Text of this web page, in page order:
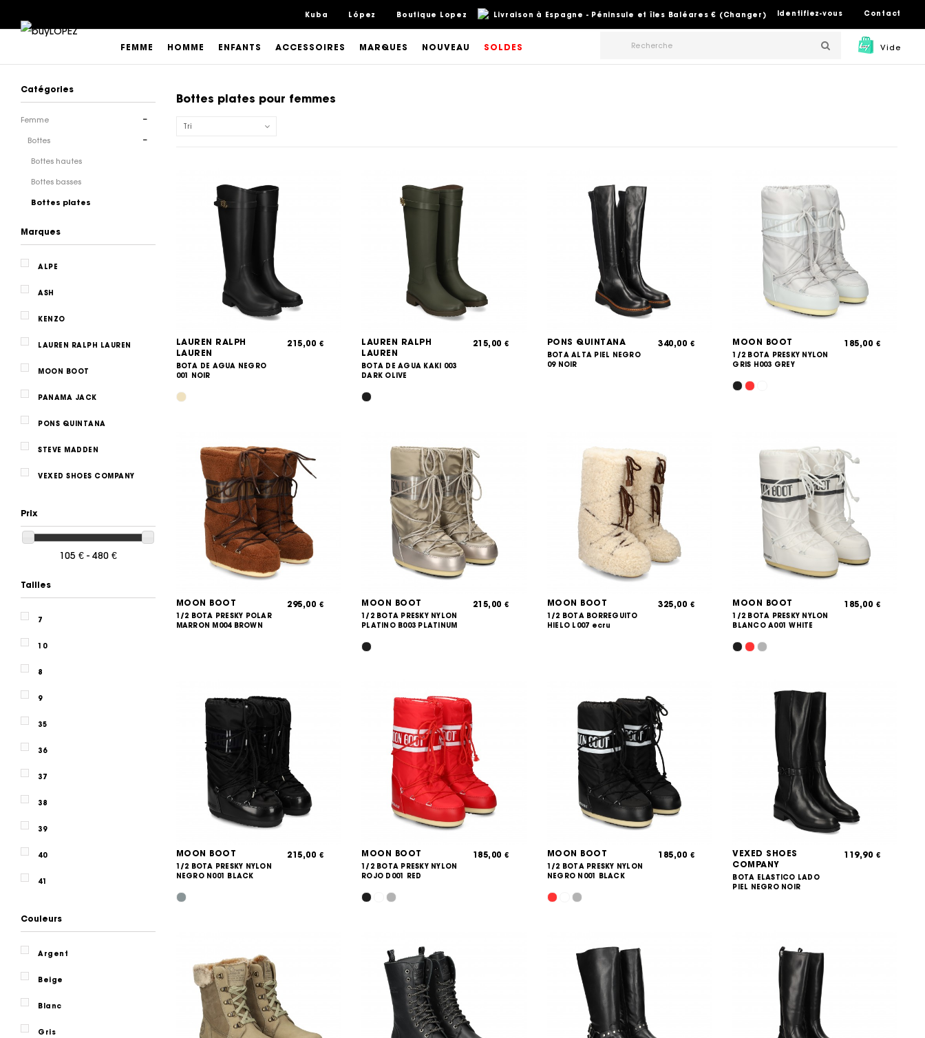
Contact
Identifiez-vous
Livraison à Espagne - Péninsule et îles Baléares € (Changer)
Kuba López Boutique Lopez
Vide
FEMME HOMME ENFANTS ACCESSOIRES MARQUES NOUVEAU SOLDES
Bottes plates pour femmes
Tri
LAUREN RALPH
LAUREN
BOTA DE AGUA NEGRO
001 NOIR
215,00 €
LAUREN RALPH
LAUREN
BOTA DE AGUA KAKI 003
DARK OLIVE
215,00€ PONS QUINTANA
BOTA ALTA PIEL NEGRO
09 NOIR
340,00 € MOON BOOT
1/2 BOTA PRESKY NYLON
GRIS H003 GREY
185,00 €
MOON BOOT
1/2 BOTA PRESKY POLAR
MARRON M004 BROWN
295,00 € MOON BOOT
1/2 BOTA PRESKY NYLON
PLATINO B003 PLATINUM
215,00€ MOON BOOT
1/2 BOTA BORREGUITO
HIELO L007 ecru
325,00 € MOON BOOT
1/2 BOTA PRESKY NYLON
BLANCO A001 WHITE
185,00 €
MOON BOOT
1/2 BOTA PRESKY NYLON
NEGRO N001 BLACK
215,00 € MOON BOOT
1/2 BOTA PRESKY NYLON
ROJO D001 RED
185,00€ MOON BOOT
1/2 BOTA PRESKY NYLON
NEGRO N001 BLACK
185,00 €
VEXED SHOES
COMPANY
BOTA ELASTICO LADO
PIEL NEGRO NOIR
119,90 €
Catégories
Femme
Bottes
Bottes hautes
Bottes basses
Bottes plates
Marques
ALPE
ASH
KENZO
LAUREN RALPH LAUREN
MOON BOOT
PANAMA JACK
PONS QUINTANA
STEVE MADDEN
VEXED SHOES COMPANY
Prix
105 € - 480 €
Tailles
7
10
8
9
35
36
37
38
39
40
41
Couleurs
Argent
Beige
Blanc
Gris